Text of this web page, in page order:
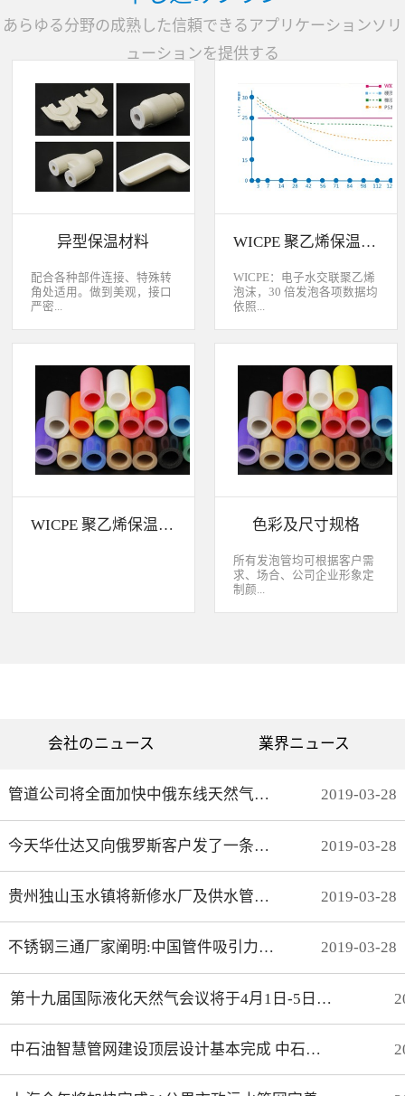
あらゆる分野の成熟した信頼できるアプリケーションソリ
ューションを提供する
异型保温材料
配合各种部件连接、特殊转
角处适用。做到美观，接口
严密...
成本以下是部分产品及设计
展示，欢迎咨询。
WICPE 聚乙烯保温材料各种特性比较说明
WICPE：电子水交联聚乙烯
泡沫，30 倍发泡各项数据均
依照...
WICPE 与其他发泡体吸水率
与保温效果比较 WICPE 的
防音性WICPE 的化学药品性
WICPE 聚乙烯保温材料特性介绍 色彩及尺寸规格
所有发泡管均可根据客户需
求、场合、公司企业形象定
制颜...
10mm—90mm内径：实心—
50mm
会社のニュース 業界ニュース
管道公司将全面加快中俄东线天然气管道北段工程建设步伐 2019-03-28
今天华仕达又向俄罗斯客户发了一条保温管生产线 2019-03-28
贵州独山玉水镇将新修水厂及供水管网 解决饮水安全问题 2019-03-28
不锈钢三通厂家阐明:中国管件吸引力不仅是价格 2019-03-28
第十九届国际液化天然气会议将于4月1日-5日在上海召开
中石油智慧管网建设顶层设计基本完成 中石化智能化管道取得初步成效